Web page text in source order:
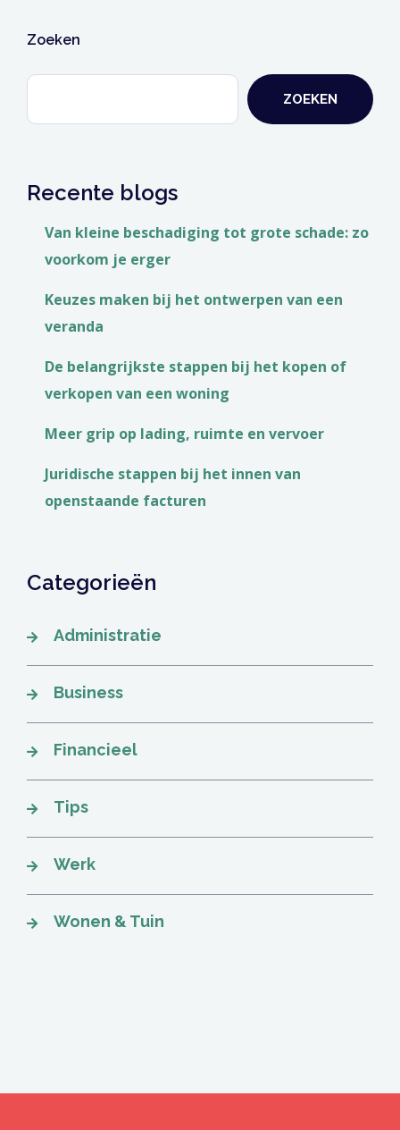
Zoeken
ZOEKEN
Recente blogs
Van kleine beschadiging tot grote schade: zo
voorkom je erger
Keuzes maken bij het ontwerpen van een
veranda
De belangrijkste stappen bij het kopen of
verkopen van een woning
Meer grip op lading, ruimte en vervoer
Juridische stappen bij het innen van
openstaande facturen
Categorieën
Administratie
Business
Financieel
Tips
Werk
Wonen & Tuin